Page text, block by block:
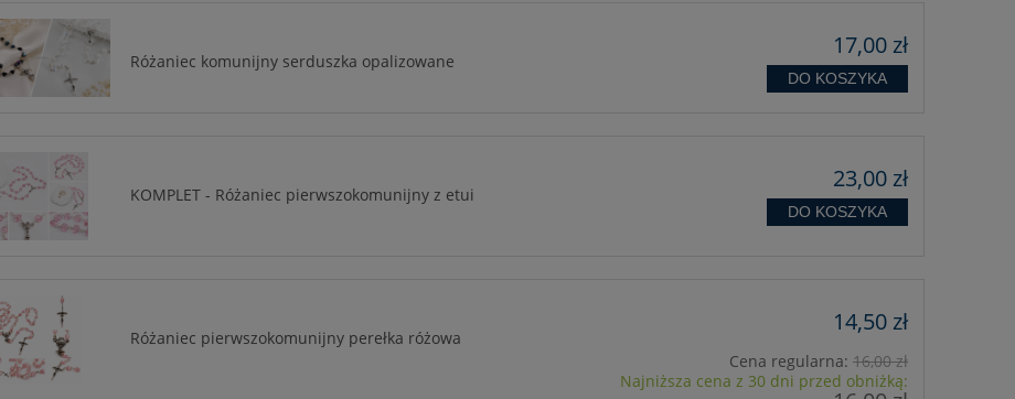
Różaniec komunijny serduszka opalizowane
17,00 zł
DO KOSZYKA
KOMPLET - Różaniec pierwszokomunijny z etui
23,00 zł
DO KOSZYKA
Różaniec pierwszokomunijny perełka różowa
14,50 zł
Cena regularna: 16,00 zł
Najniższa cena z 30 dni przed obniżką: